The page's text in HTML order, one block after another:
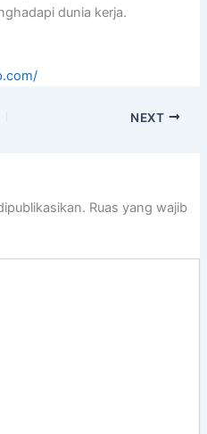
dunia kerja.
NEXT
Ruas yang wajib